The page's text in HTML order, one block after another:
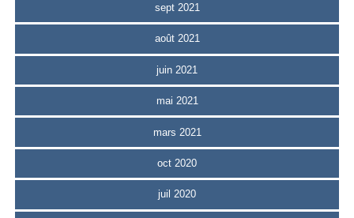
sept 2021
août 2021
juin 2021
mai 2021
mars 2021
oct 2020
juil 2020